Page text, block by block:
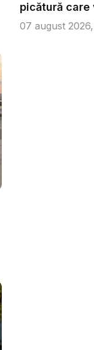
picătură
lanț...
07 august